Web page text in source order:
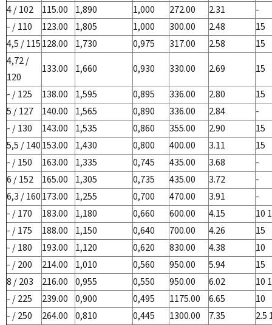
4 / 102
115.00 1,890 1,000 272.00 2.31
-
- / 110
123.00 1,805 1,000 300.00 2.48
15
4,5 / 115128.00 1,730 0,975 317.00 2.58
15
4,72 /
120
133.00 1,660 0,930 330.00 2.69
15
- / 125
138.00 1,595 0,895 336.00 2.80
15
5 / 127
140.00 1,565 0,890 336.00 2.84
-
- / 130
143.00 1,535 0,860 355.00 2.90
15
5,5 / 140153.00 1,430 0,800 400.00 3.11
15
- / 150
163.00 1,335 0,745 435.00 3.68
-
6 / 152
165.00 1,305 0,735 435.00 3.72
-
6,3 / 160173.00 1,255 0,700 470.00 3.91
-
- / 170
183.00 1,180 0,660 600.00 4.15
10
- / 175
188.00 1,150 0,640 700.00 4.26
15
- / 180
193.00 1,120 0,620 830.00 4.38
10
- / 200
214.00 1,010 0,560 950.00 5.94
15
8 / 203
216.00 0,955 0,550 950.00 6.02
10
- / 225
239.00 0,900 0,495 1175.00 6.65
10
- / 250
264.00 0,810 0,445 1300.00 7.35
2.5